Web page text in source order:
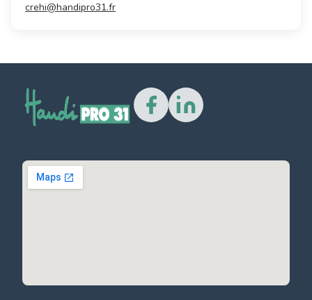
crehi@handipro31.fr